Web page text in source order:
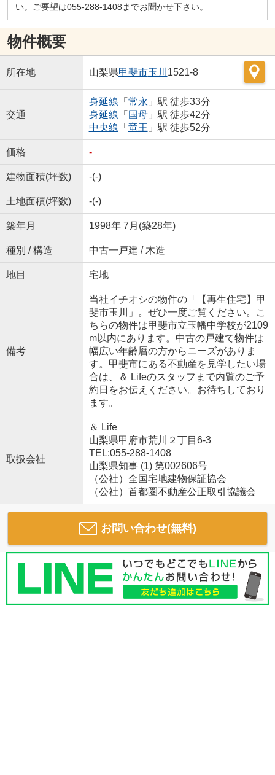
い。ご要望は055-288-1408までお聞かせ下さい。
物件概要
所在地 山梨県甲斐市玉川 1521-8
交通
身延線 「 常永 」駅 徒歩33分
身延線 「 国母」駅 徒歩42分
中央線 「 竜王 」駅 徒歩52分
価格 -
建物面積(坪数) -(-)
土地面積(坪数) -(-)
築年月 1998年 7月(築28年)
種別 / 構造 中古一戸建 / 木造
地目 宅地
備考
当社イチオシの物件の「【再生住宅】甲
斐市玉川」。ぜひ一度ご覧ください。こ
ちらの物件は甲斐市立玉幡中学校が2109
m以内にあります。中古の戸建て物件は
幅広い年齢層の方からニーズがありま
す。甲斐市にある不動産を見学したい場
合は、＆ Lifeのスタッフまで内覧のご予
約日をお伝えください。お待ちしており
ます。
取扱会社
＆ Life
山梨県甲府市荒川２丁目6-3
TEL:055-288-1408
山梨県知事 (1) 第002606号
（公社）全国宅地建物保証協会
（公社）首都圏不動産公正取引協議会
お問い合わせ(無料)